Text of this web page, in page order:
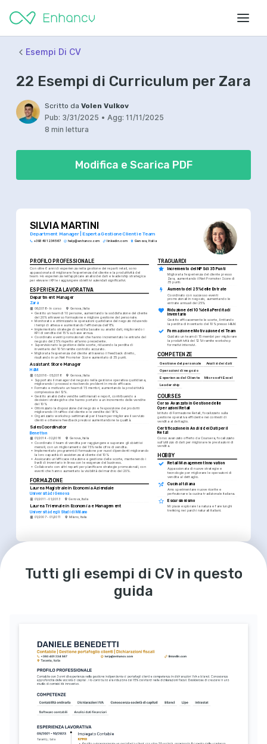
Esempi Di CV
22 Esempi di Curriculum per Zara
Scritto da Volen Vulkov
Pub: 3/31/2025 • Agg: 11/11/2025
8 min lettura
Modifica e Scarica PDF
SILVIA MARTINI
Department Manager | Esperta Gestione Clienti e Team
+393 401 234 567 help@enhancv.com linkedin.com Genova, Italia
PROFILO PROFESSIONALE
Con oltre 6 anni di esperienza nella gestione dei reparti retail, sono
appassionata di migliorare l'esperienza del cliente e la produttività del
team. Ho esperienza nell'applicare analisi dei dati e leadership strategica
per elevare i KPI e raggiungere obiettivi aziendali significativi.
ESPERIENZA LAVORATIVA
Department Manager
Zara
06/2018 - In corso Genova, Italia
• Gestito un team di 10 persone, aumentando la soddisfazione del cliente
del 20% attraverso formazione e migliore gestione del personale.
• Monitorato e ottimizzato le operazioni quotidiane del negozio riducendo
i tempi di attesa e aumentando l'efficienza dell'8%.
• Implementato strategie di vendita basate su analisi dati, migliorando i
KPI di vendita del 15% su base annua.
• Coordinato eventi promozionali che hanno incrementato le entrate del
negozio del 25% rispetto all'anno precedente.
• Supervisionato la gestione delle scorte, riducendo la perdita di
inventario del 10% tramite controllo accurato.
• Migliorata l'esperienza del cliente attraverso il feedback diretto,
risultando in un Net Promoter Score aumentato di 35 punti.
Assistant Store Manager
H&M
03/2016 - 05/2018 Genova, Italia
• Supportato il manager del negozio nella gestione operativa quotidiana,
migliorando i processi e risolvendo problemi in modo efficace.
• Formato e motivato un team di 15 membri, aumentando la produttività
complessiva del 12%.
• Gestito analisi delle vendite settimanali e report, contribuendo a
decisioni strategiche che hanno portato a un incremento delle vendite
del 10%.
• Ottimizzato la disposizione del negozio e l'esposizione dei prodotti
migliorando il traffico del cliente e le vendite del 18%.
• Organizzato workshop settimanali per il team per migliorare il servizio
clienti e ottenere feedback preziosi aumentandone la qualità.
Sales Coordinator
Benetton
01/2014 - 02/2016 Genova, Italia
• Coordinato il team di vendita per raggiungere e superare gli obiettivi
mensili, con un miglioramento del 15% nelle cifre di vendita.
• Implementato programmi di formazione per nuovi dipendenti migliorando
la loro capacità di assistenza al cliente del 10%.
• Assicurato un'efficace rotazione e gestione delle scorte, mantenendo i
livelli di inventario in linea con le esigenze del business.
• Collaborato con altri reparti per pianificare strategie promozionali, con
eventi che hanno aumentato la visibilità del marchio del 20%.
FORMAZIONE
Laurea Magistrale in Economia Aziendale
Università di Genova
01/2011 - 01/2013 Genova, Italia
Laurea Triennale in Economia e Management
Università degli Studi di Milano
01/2007 - 01/2011 Milano, Italia
TRAGUARDI
Incremento del NPS di 35 Punti
Migliorata l'esperienza del cliente presso
Zara, aumentando il Net Promoter Score di
35 punti.
Aumento del 25% delle Entrate
Coordinato con successo eventi
promozionali in negozio, aumentando le
entrate annuali del 25%.
Riduzione del 10% della Perdita di
Inventario
Gestito efficacemente le scorte, limitando
la perdita di inventario del 10% presso H&M.
Formazione e Motivazione del Team
Guidato un team di 15 membri per migliorare
la produttività del 12% tramite workshop
formativi intensivi.
COMPETENZE
Gestione del personale
Analisi dei dati
Operazioni di negozio
Esperienza del Cliente
Microsoft Excel
Leadership
COURSES
Corso Avanzato in Gestione delle
Operazioni Retail
Istituto di Formazione Retail, focalizzato sulla
gestione operativa efficiente nei contesti di
vendita al dettaglio.
Certificazione in Analisi dei Dati per il
Retail
Corso avanzato offerto da Coursera, focalizzato
sull'utilizzo di dati per migliorare le prestazioni di
vendita.
HOBBY
Retail Management Innovation
Appassionata di nuove strategie e
tecnologie per migliorare le operazioni di
vendita al dettaglio.
Cucina Italiana
Amo sperimentare nuove ricette e
perfezionare la cucina tradizionale italiana.
Escursionismo
Mi piace esplorare la natura e fare lunghi
trekking nei parchi naturali italiani.
Madrelingua
Tutti gli esempi di CV in questo
guida